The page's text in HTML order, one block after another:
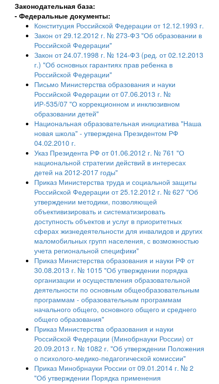
Законодательная база:
- Федеральные документы:
Конституция Российской Федерации от 12.12.1993 г.
Закон от 29.12.2012 г. № 273-ФЗ "Об образовании в
Российской Федерации"
Закон от 24.07.1998 г. № 124-ФЗ (ред. от 02.12.2013
г.) "Об основных гарантиях прав ребенка в
Российской Федерации"
Письмо Министерства образования и науки
Российской Федерации от 07.06.2013 г. №
ИР-535/07 "О коррекционном и инклюзивном
образовании детей"
Национальная образовательная инициатива "Наша
новая школа" - утверждена Президентом РФ
04.02.2010 г.
Указ Президента РФ от 01.06.2012 г. № 761 "О
национальной стратегии действий в интересах
детей на 2012-2017 годы"
Приказ Министерства труда и социальной защиты
Российской Федерации от 25.12.2012 г. № 627 "Об
утверждении методики, позволяющей
объективизировать и систематизировать
доступность объектов и услуг в приоритетных
сферах жизнедеятельности для инвалидов и других
маломобильных групп населения, с возможностью
учета региональной специфики"
Приказ Министерства образования и науки РФ от
30.08.2013 г. № 1015 "Об утверждении порядка
организации и осуществления образовательной
деятельности по основным общеобразовательным
программам - образовательным программам
начального общего, основного общего и среднего
общего образования"
Приказ Министерства образования и науки
Российской Федерации (Минобрнауки России) от
20.09.2013 г. № 1082 г. "Об утверждении Положения
о психолого-медико-педагогической комиссии"
Приказ Минобрнауки России от 09.01.2014 г. № 2
"Об утверждении Порядка применения